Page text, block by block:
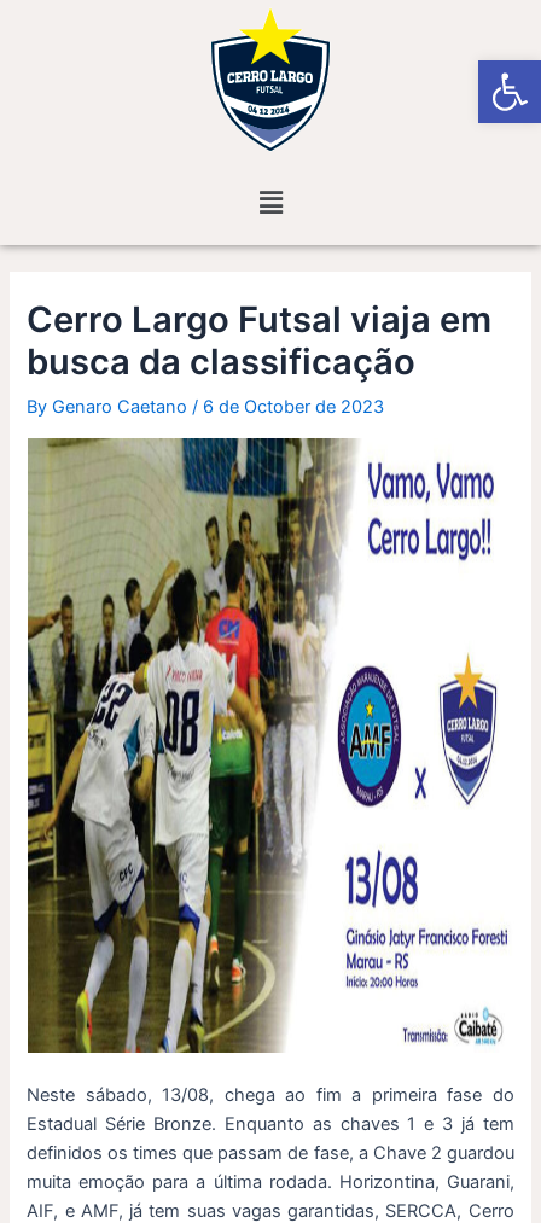
Menu
Cerro Largo Futsal viaja em
busca da classificação
ByGenaro Caetano/ 6 de October de 2023
Neste sábado, 13/08, chega ao fim a primeira fase do
Estadual Série Bronze. Enquanto as chaves 1 e 3 já tem
definidos os times que passam de fase, a Chave 2 guardou
muita emoção para a última rodada. Horizontina, Guarani,
AIF, e AMF, já tem suas vagas garantidas, SERCCA, Cerro